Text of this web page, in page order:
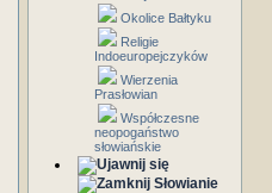
Okolice Bałtyku
Religie
Indoeuropejczyków
Wierzenia
Prasłowian
Współczesne
neopogaństwo
słowiańskie
Słowianie